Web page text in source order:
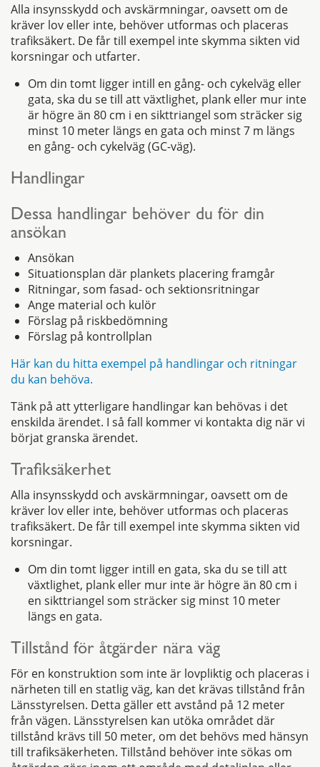
Alla insynsskydd och avskärmningar, oavsett om de
kräver lov eller inte, behöver utformas och placeras
trafiksäkert. De får till exempel inte skymma sikten vid
korsningar och utfarter.
Om din tomt ligger intill en gång- och cykelväg eller
gata, ska du se till att växtlighet, plank eller mur inte
är högre än 80 cm i en sikttriangel som sträcker sig
minst 10 meter längs en gata och minst 7 m längs
en gång- och cykelväg (GC-väg).
Handlingar
Dessa handlingar behöver du för din
ansökan
Ansökan
Situationsplan där plankets placering framgår
Ritningar, som fasad- och sektionsritningar
Ange material och kulör
Förslag på riskbedömning
Förslag på kontrollplan
Här kan du hitta exempel på handlingar och ritningar
du kan behöva.
Tänk på att ytterligare handlingar kan behövas i det
enskilda ärendet. I så fall kommer vi kontakta dig när vi
börjat granska ärendet.
Trafiksäkerhet
Alla insynsskydd och avskärmningar, oavsett om de
kräver lov eller inte, behöver utformas och placeras
trafiksäkert. De får till exempel inte skymma sikten vid
korsningar.
Om din tomt ligger intill en gata, ska du se till att
växtlighet, plank eller mur inte är högre än 80 cm i
en sikttriangel som sträcker sig minst 10 meter
längs en gata.
Tillstånd för åtgärder nära väg
För en konstruktion som inte är lovpliktig och placeras i
närheten till en statlig väg, kan det krävas tillstånd från
Länsstyrelsen. Detta gäller ett avstånd på 12 meter
från vägen. Länsstyrelsen kan utöka området där
tillstånd krävs till 50 meter, om det behövs med hänsyn
till trafiksäkerheten. Tillstånd behöver inte sökas om